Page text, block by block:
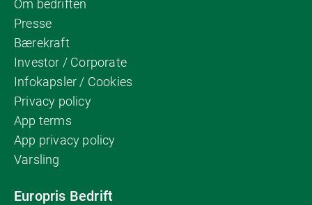
Om bedriften
Presse
Bærekraft
Investor / Corporate
Infokapsler / Cookies
Privacy policy
App terms
App privacy policy
Varsling
Europris Bedrift